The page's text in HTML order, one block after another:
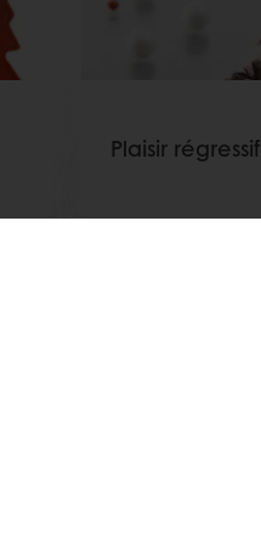
Plaisir régressif